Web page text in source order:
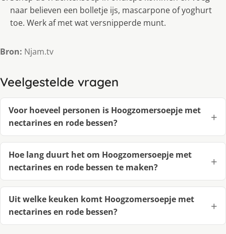
naar believen een bolletje ijs, mascarpone of yoghurt
toe. Werk af met wat versnipperde munt.
Bron: Njam.tv
Veelgestelde vragen
Voor hoeveel personen is Hoogzomersoepje met
nectarines en rode bessen?
Hoe lang duurt het om Hoogzomersoepje met
nectarines en rode bessen te maken?
Uit welke keuken komt Hoogzomersoepje met
nectarines en rode bessen?